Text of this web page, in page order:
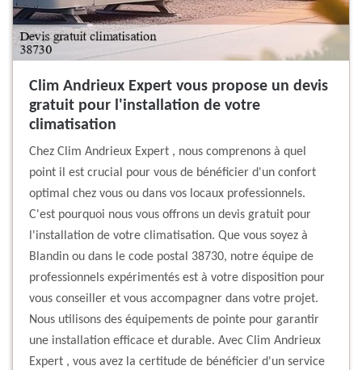
Clim Andrieux Expert vous propose un devis
gratuit pour l'installation de votre
climatisation
Chez Clim Andrieux Expert , nous comprenons à quel
point il est crucial pour vous de bénéficier d'un confort
optimal chez vous ou dans vos locaux professionnels.
C'est pourquoi nous vous offrons un devis gratuit pour
l'installation de votre climatisation. Que vous soyez à
Blandin ou dans le code postal 38730, notre équipe de
professionnels expérimentés est à votre disposition pour
vous conseiller et vous accompagner dans votre projet.
Nous utilisons des équipements de pointe pour garantir
une installation efficace et durable. Avec Clim Andrieux
Expert , vous avez la certitude de bénéficier d'un service